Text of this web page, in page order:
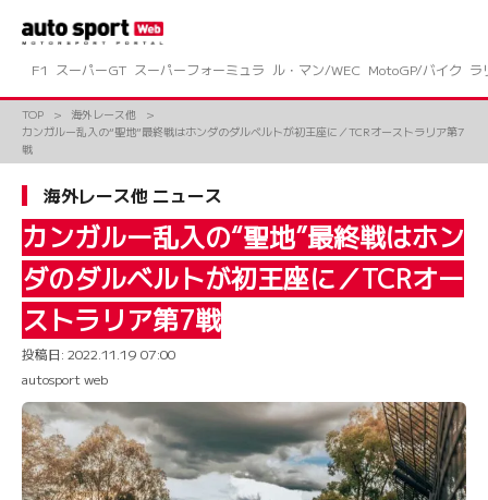
ツ
F1 スーパーGT スーパーフォーミュラ ル・マン/WEC MotoGP/バイク ラ
TOP
海外レース他
カンガルー乱入の“聖地”最終戦はホンダのダルベルトが初王座に／TCRオーストラリア第7
戦
海外レース他 ニュース
カンガルー乱入の“聖地”最終戦はホン
ダのダルベルトが初王座に／TCRオー
ストラリア第7戦
投稿日: 2022.11.19 07:00
autosport web